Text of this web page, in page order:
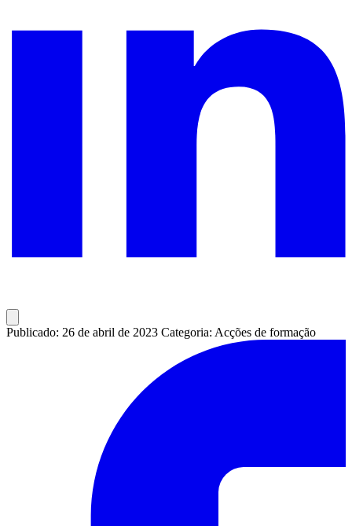
Publicado: 26 de abril de 2023 Categoria: Acções de formação